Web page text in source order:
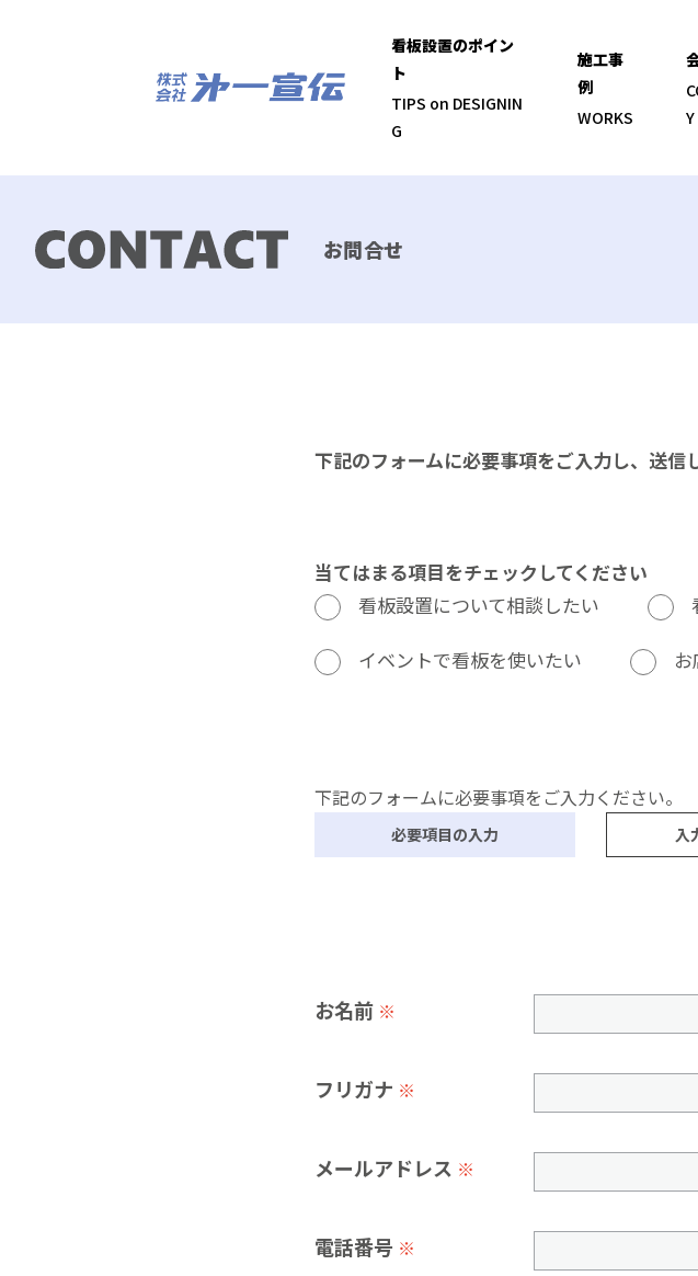
看板設置のポイン
ト
TIPS on DESIGNIN
G
施工事
例
WORKS
Y
お問合せ
下記のフォームに必要事項をご入力し、送信
当てはまる項目をチェックしてください
看板設置について相談したい
イベントで看板を使いたい
下記のフォームに必要事項をご入力ください。
必要項目の入力 入
お名前 ※
フリガナ ※
メールアドレス ※
電話番号 ※